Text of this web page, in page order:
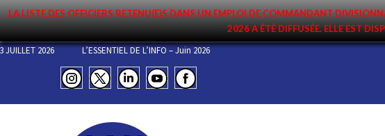
LA LISTE DES OFFICIERS RETENU(E)S DANS UN EMPLOI DE COMMANDANT
2026 A ÉTÉ DIFFUSÉE. ELLE EST
COMMANDEMENT DU 3 JUILLET 2026 L’ESSENTIEL DE L’INFO – Juin 2026